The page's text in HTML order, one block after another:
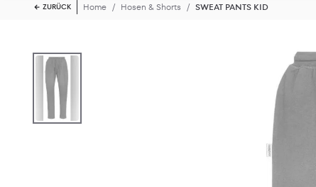
ZURÜCK Home Hosen & Shorts SWEAT PANTS KID